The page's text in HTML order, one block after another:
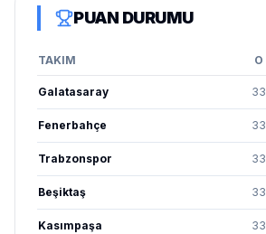
PUAN DURUMU
TAKIM O
Galatasaray 33
Fenerbahçe 33
Trabzonspor 33
Beşiktaş 33
Kasımpaşa 33